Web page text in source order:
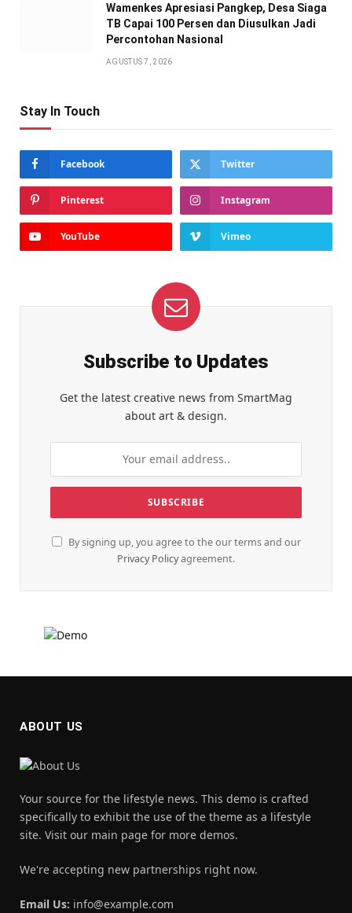
Wamenkes Apresiasi Pangkep, Desa Siaga
TB Capai 100 Persen dan Diusulkan Jadi
Percontohan Nasional
AGUSTUS 7, 2026
Stay In Touch
Facebook Twitter
Pinterest Instagram
YouTube Vimeo
Subscribe to Updates
Get the latest creative news from SmartMag
about art & design.
By signing up, you agree to the our terms and our
Privacy Policyagreement.
ABOUT US
Your source for the lifestyle news. This demo is crafted
specifically to exhibit the use of the theme as a lifestyle
site. Visit our main page for more demos.
We're accepting new partnerships right now.
Email Us: info@example.com